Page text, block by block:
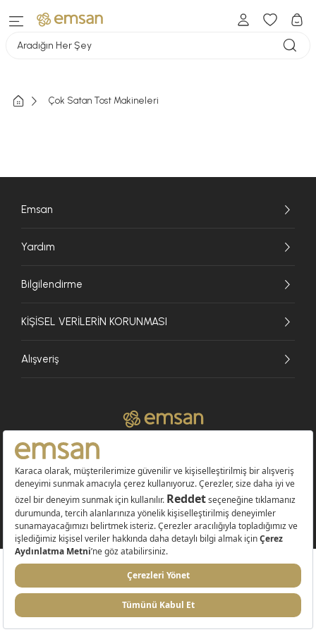
Aradığın Her Şey
Çok Satan Tost Makineleri
Emsan
Yardım
Bilgilendirme
KİŞİSEL VERİLERİN KORUNMASI
Alışveriş
© 2026 EMSAN A.Ş. Tüm Hakları Saklıdır